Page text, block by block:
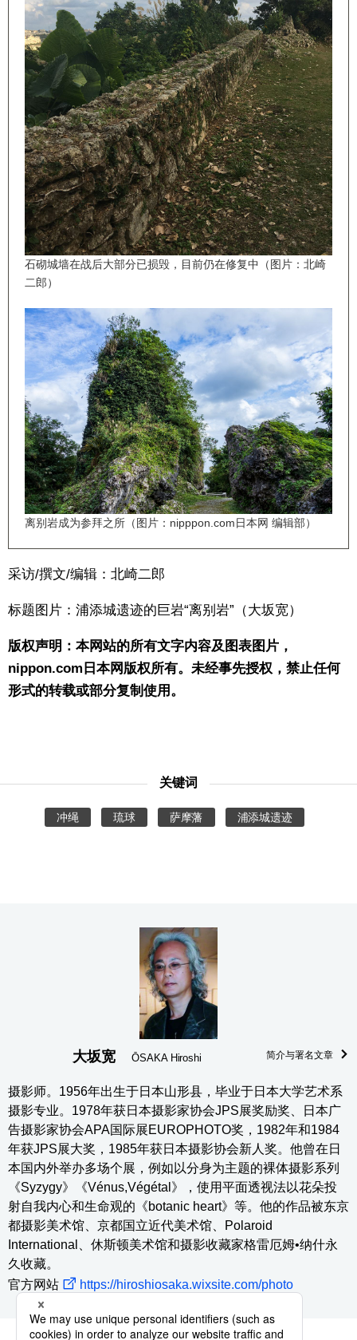
石砌城墙在战后大部分已损毁，目前仍在修复中（图片：北崎
二郎）
离别岩成为参拜之所（图片：nipppon.com日本网 编辑部）
采访/撰文/编辑：北崎二郎
标题图片：浦添城遗迹的巨岩“离别岩”（大坂宽）
版权声明：本网站的所有文字内容及图表图片，
nippon.com日本网版权所有。未经事先授权，禁止任何
形式的转载或部分复制使用。
关键词
冲绳 琉球 萨摩藩 浦添城遗迹
大坂宽 ŌSAKA Hiroshi 简介与署名文章
摄影师。1956年出生于日本山形县，毕业于日本大学艺术系
摄影专业。1978年获日本摄影家协会JPS展奖励奖、日本广
告摄影家协会APA国际展EUROPHOTO奖，1982年和1984
年获JPS展大奖，1985年获日本摄影协会新人奖。他曾在日
本国内外举办多场个展，例如以分身为主题的裸体摄影系列
《Syzygy》《Vénus,Végétal》，使用平面透视法以花朵投
射自我内心和生命观的《botanic heart》等。他的作品被东京
都摄影美术馆、京都国立近代美术馆、Polaroid
International、休斯顿美术馆和摄影收藏家格雷厄姆•纳什永
久收藏。
官方网站
https://hiroshiosaka.wixsite.com/photo